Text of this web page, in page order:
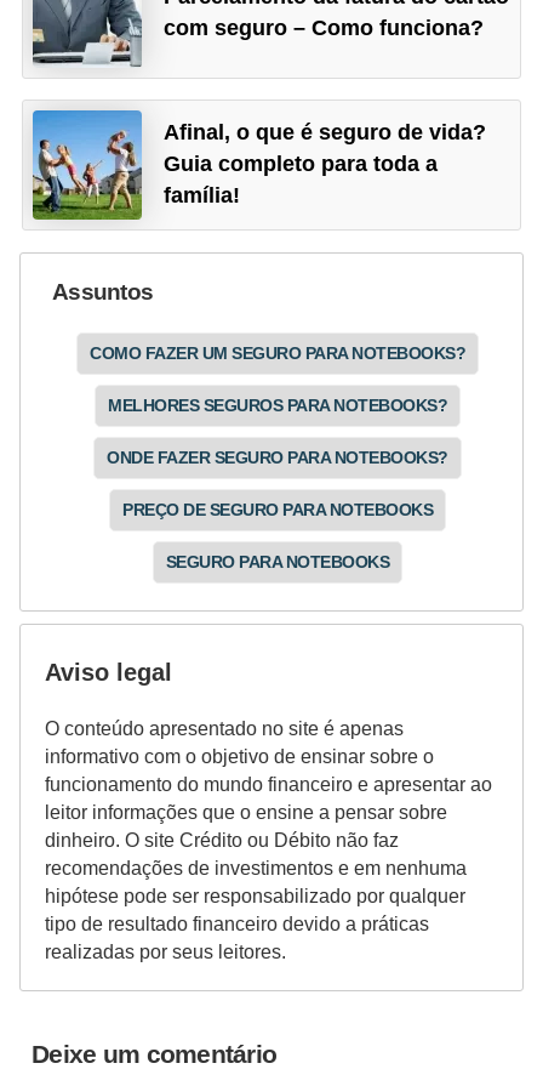
com seguro – Como funciona?
Afinal, o que é seguro de vida?
Guia completo para toda a
família!
Assuntos
COMO FAZER UM SEGURO PARA NOTEBOOKS?
MELHORES SEGUROS PARA NOTEBOOKS?
ONDE FAZER SEGURO PARA NOTEBOOKS?
PREÇO DE SEGURO PARA NOTEBOOKS
SEGURO PARA NOTEBOOKS
Aviso legal
O conteúdo apresentado no site é apenas
informativo com o objetivo de ensinar sobre o
funcionamento do mundo financeiro e apresentar ao
leitor informações que o ensine a pensar sobre
dinheiro. O site Crédito ou Débito não faz
recomendações de investimentos e em nenhuma
hipótese pode ser responsabilizado por qualquer
tipo de resultado financeiro devido a práticas
realizadas por seus leitores.
Deixe um comentário
a
n
ç
a
P
r
o
r
o
p
e
n
s
a